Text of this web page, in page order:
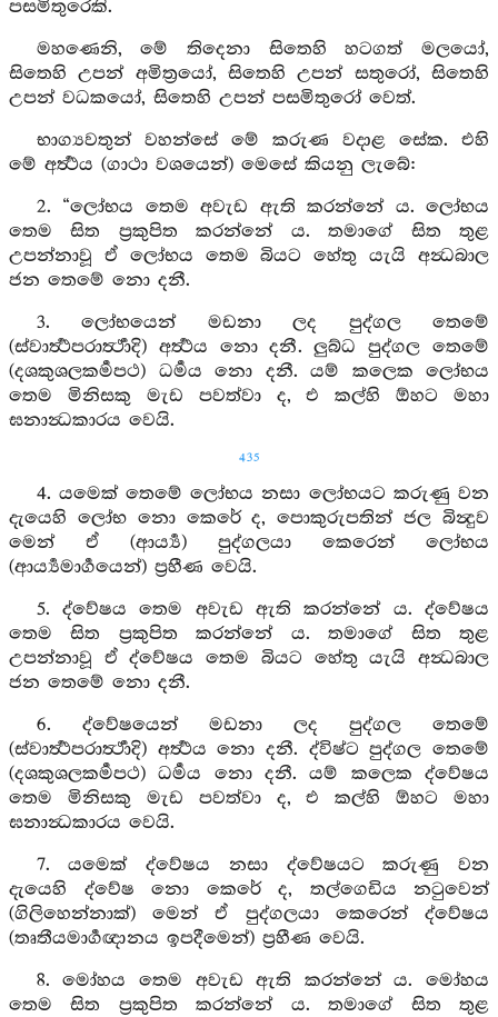
පසමිතුරෙකි.
මහණෙනි, මේ තිදෙනා සිතෙහි හටගත් මලයෝ,
සිතෙහි උපන් අමිත්‍රයෝ, සිතෙහි උපන් සතුරෝ, සිතෙහි
උපන් වධකයෝ, සිතෙහි උපන් පසමිතුරෝ වෙත්.
භාග්‍යවතුන් වහන්සේ මේ කරුණ වදාළ සේක. එහි
මේ අර්‍ත්‍ථය (ගාථා වශයෙන්) මෙසේ කියනු ලැබේ:
2. “ලෝභය තෙම අවැඩ ඇති කරන්නේ ය. ලෝභය
තෙම සිත ප්‍රකුපිත කරන්නේ ය. තමාගේ සිත තුළ
උපන්නාවූ ඒ ලෝභය තෙම බියට හේතු යැයි අන්‍ධබාල
ජන තෙමේ නො දනී.
3. ලෝභයෙන් මඩනා ලද පුද්ගල තෙමේ
(ස්වාර්‍ත්‍ථපරාර්‍ත්‍ථාදි) අර්‍ත්‍ථය නො දනී. ලුබ්ධ පුද්ගල තෙමේ
(දශකුශලකර්‍මපථ) ධර්‍මය නො දනී. යම් කලෙක ලෝභය
තෙම මිනිසකු මැඩ පවත්වා ද, එ කල්හි ඕහට මහා
ඝනාන්‍ධකාරය වෙයි.
435
4. යමෙක් තෙමේ ලෝභය නසා ලෝභයට කරුණු වන
දැයෙහි ලෝභ නො කෙරේ ද, පොකුරුපතින් ජල බින්‍දුව
මෙන් ඒ (ආර්‍ය්‍ය) පුද්ගලයා කෙරෙන් ලෝභය
(ආර්‍ය්‍යමාර්‍ගයෙන්) ප්‍රහීණ වෙයි.
5. ද්වේෂය තෙම අවැඩ ඇති කරන්නේ ය. ද්වේෂය
තෙම සිත ප්‍රකුපිත කරන්නේ ය. තමාගේ සිත තුළ
උපන්නාවූ ඒ ද්වේෂය තෙම බියට හේතු යැයි අන්‍ධබාල
ජන තෙමේ නො දනී.
6. ද්වේෂයෙන් මඩනා ලද පුද්ගල තෙමේ
(ස්වාර්‍ත්‍ථපරාර්‍ත්‍ථාදි) අර්‍ත්‍ථය නො දනී. ද්විෂ්ට පුද්ගල තෙමේ
(දශකුශලකර්‍මපථ) ධර්‍මය නො දනී. යම් කලෙක ද්වේෂය
තෙම මිනිසකු මැඩ පවත්වා ද, එ කල්හි ඕහට මහා
ඝනාන්‍ධකාරය වෙයි.
7. යමෙක් ද්වේෂය නසා ද්වේෂයට කරුණු වන
දැයෙහි ද්වේෂ නො කෙරේ ද, තල්ගෙඩිය නටුවෙන්
(ගිලිහෙන්නාක්) මෙන් ඒ පුද්ගලයා කෙරෙන් ද්වේෂය
(තෘතීයමාර්‍ගඥානය ඉපදීමෙන්) ප්‍රහීණ වෙයි.
8. මෝහය තෙම අවැඩ ඇති කරන්නේ ය. මෝහය
තෙම සිත ප්‍රකුපිත කරන්නේ ය. තමාගේ සිත තුළ